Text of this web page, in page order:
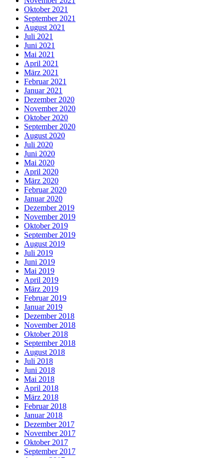
Oktober 2021
September 2021
August 2021
Juli 2021
Juni 2021
Mai 2021
April 2021
März 2021
Februar 2021
Januar 2021
Dezember 2020
November 2020
Oktober 2020
September 2020
August 2020
Juli 2020
Juni 2020
Mai 2020
April 2020
März 2020
Februar 2020
Januar 2020
Dezember 2019
November 2019
Oktober 2019
September 2019
August 2019
Juli 2019
Juni 2019
Mai 2019
April 2019
März 2019
Februar 2019
Januar 2019
Dezember 2018
November 2018
Oktober 2018
September 2018
August 2018
Juli 2018
Juni 2018
Mai 2018
April 2018
März 2018
Februar 2018
Januar 2018
Dezember 2017
November 2017
Oktober 2017
September 2017